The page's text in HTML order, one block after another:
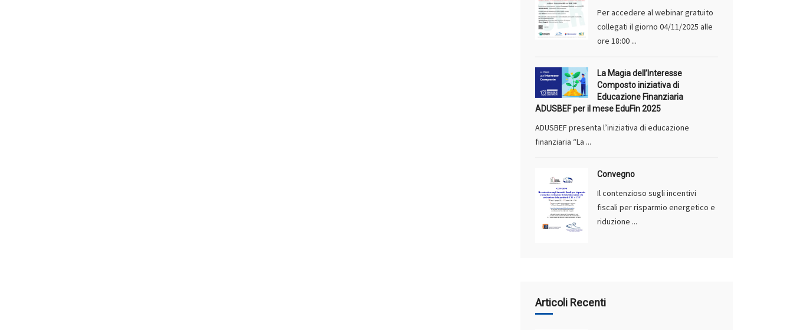
Per accedere al webinar gratuito
collegati il giorno 04/11/2025 alle
ore 18:00 ...
La Magia dell’Interesse
Composto iniziativa di
Educazione Finanziaria
ADUSBEF per il mese EduFin 2025
ADUSBEF presenta l’iniziativa di educazione
finanziaria “La ...
Convegno
Il contenzioso sugli incentivi
fiscali per risparmio energetico e
riduzione ...
Articoli Recenti